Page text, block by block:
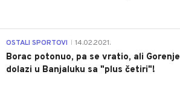
OSTALI SPORTOVI 14.02.2021.
Borac potonuo, pa se vratio, ali Gorenje
dolazi u Banjaluku sa "plus četiri"!